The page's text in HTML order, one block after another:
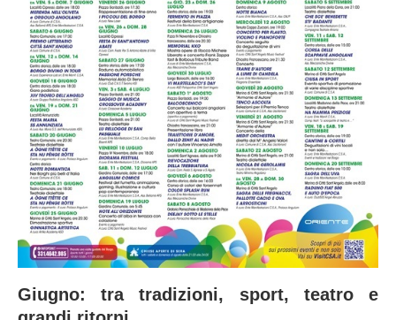
Giugno: tra tradizioni, sport, teatro e